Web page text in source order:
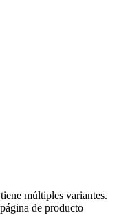
múltiples variantes.
de producto